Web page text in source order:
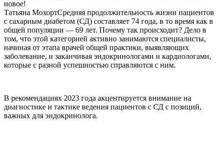
Татьяна МохортСредняя продолжительность жизни пациентов
с сахарным диабетом (СД) составляет 74 года, в то время как в
общей популяции — 69 лет. Почему так происходит? Дело в
том, что этой категорией активно занимаются специалисты,
начиная от этапа врачей общей практики, выявляющих
заболевание, и заканчивая эндокринологами и кардиологами,
которые с разной успешностью справляются с ним.
В рекомендациях 2023 года акцентируется внимание на
диагностике и тактике ведения пациентов с СД с позиций,
важных для эндокринолога.